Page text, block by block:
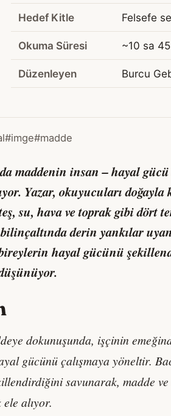
Hedef Kitle Felsefe
Okuma Süresi ~10 sa
Düzenleyen Burcu
#imge#madde
maddenin insan – hayal
Yazar, okuyucuları
su, hava ve toprak gibi dört
bilinçaltında derin yankılar
hayal gücünü
dokunuşunda, işçinin
gücünü çalışmaya yöneltir.
savunarak, madde ve
alıyor.